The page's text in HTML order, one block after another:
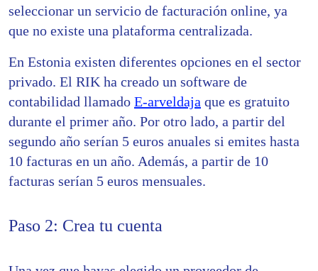
seleccionar un servicio de facturación online, ya
que no existe una plataforma centralizada.
En Estonia existen diferentes opciones en el sector
privado. El RIK ha creado un software de
contabilidad llamado E-arveldaja que es gratuito
durante el primer año. Por otro lado, a partir del
segundo año serían 5 euros anuales si emites hasta
10 facturas en un año. Además, a partir de 10
facturas serían 5 euros mensuales.
Paso 2: Crea tu cuenta